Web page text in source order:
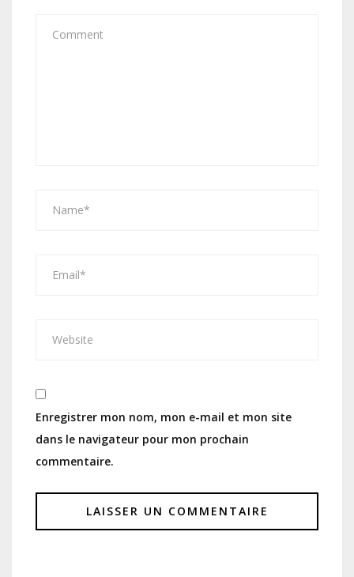
Enregistrer mon nom, mon e-mail et mon site
dans le navigateur pour mon prochain
commentaire.